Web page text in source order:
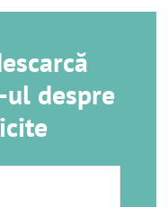
ul despre